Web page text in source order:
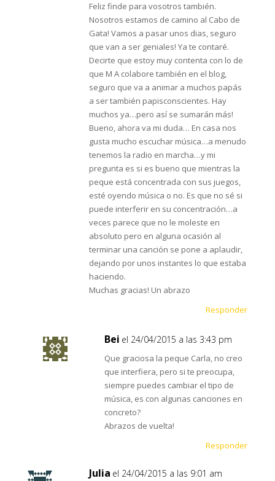
Feliz finde para vosotros también.
Nosotros estamos de camino al Cabo de
Gata! Vamos a pasar unos dias, seguro
que van a ser geniales! Ya te contaré.
Decirte que estoy muy contenta con lo de
que M A colabore también en el blog,
seguro que va a animar a muchos papás
a ser también papisconscientes. Hay
muchos ya…pero así se sumarán más!
Bueno, ahora va mi duda… En casa nos
gusta mucho escuchar música…a menudo
tenemos la radio en marcha…y mi
pregunta es si es bueno que mientras la
peque está concentrada con sus juegos,
esté oyendo música o no. Es que no sé si
puede interferir en su concentración…a
veces parece que no le moleste en
absoluto pero en alguna ocasión al
terminar una canción se pone a aplaudir,
dejando por unos instantes lo que estaba
haciendo.
Muchas gracias! Un abrazo
Responder
Bei el 24/04/2015 a las 3:43 pm
Que graciosa la peque Carla, no creo
que interfiera, pero si te preocupa,
siempre puedes cambiar el tipo de
música, es con algunas canciones en
concreto?
Abrazos de vuelta!
Responder
Julia el 24/04/2015 a las 9:01 am